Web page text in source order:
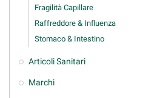
Fragilità Capillare
Raffreddore & Influenza
Stomaco & Intestino
Articoli Sanitari
Marchi